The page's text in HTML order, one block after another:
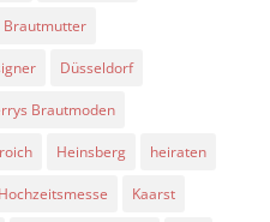
Brautmutter
Düsseldorf
Brautmoden
Heinsberg heiraten
Hochzeitsmesse Kaarst